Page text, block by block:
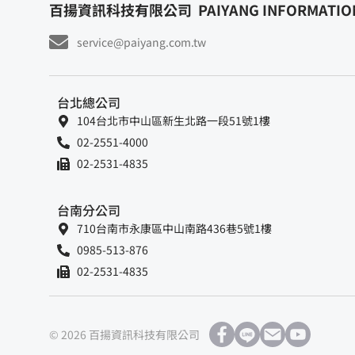
百揚資訊科技有限公司 PAIYANG
service@paiyang.com.tw
台北總公司
104台北市中山區新生北路一段51號1樓
02-2551-4000
02-2531-4835
台南分公司
710台南市永康區中山南路436巷5號1樓
0985-513-876
02-2531-4835
© 2026 百揚資訊科技有限公司